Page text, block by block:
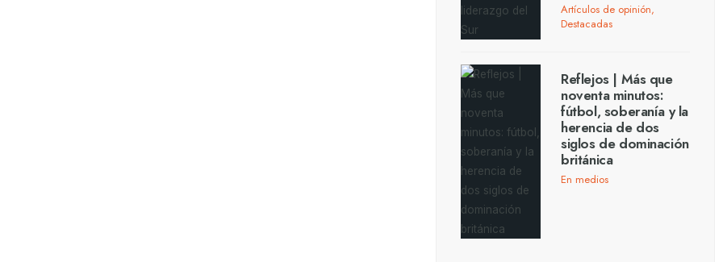
Artículos de opinión,
Destacadas
Reflejos | Más que
noventa minutos:
fútbol, soberanía y la
herencia de dos
siglos de dominación
británica
En medios